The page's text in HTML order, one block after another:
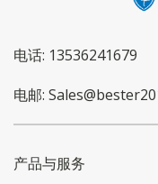
电话: 13536241679
电邮:
产品与服务